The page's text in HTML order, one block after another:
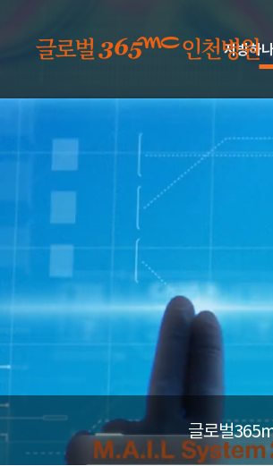
지방하
글로벌